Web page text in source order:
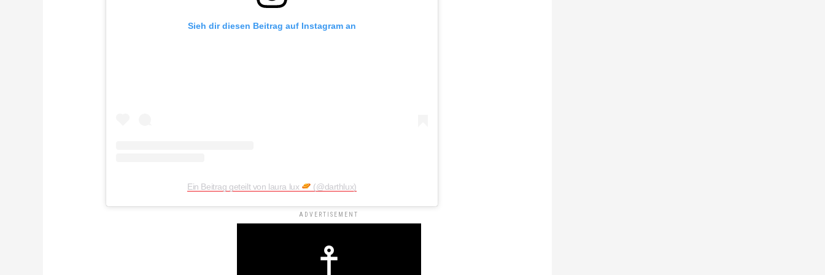
Sieh dir diesen Beitrag auf Instagram an
Ein Beitrag geteilt von laura lux (@darthlux)
ADVERTISEMENT